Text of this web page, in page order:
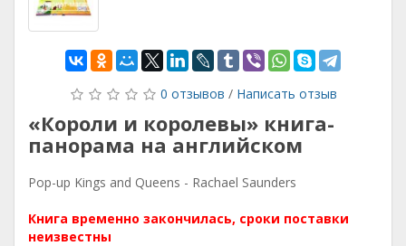
0 отзывов / Написать отзыв
«Короли и королевы» книга-
панорама на английском
Pop-up Kings and Queens - Rachael Saunders
Книга временно закончилась, сроки поставки
неизвестны